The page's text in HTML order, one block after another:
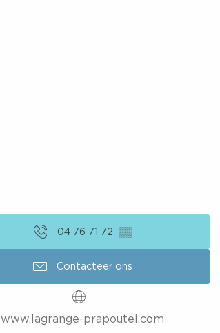
04 76 71 72 ▒▒
Contacteer ons
www.lagrange-prapoutel.com